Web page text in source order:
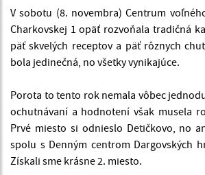
V sobotu (8. novembra) Centrum
Charkovskej 1 opäť rozvoňala tradičná
päť skvelých receptov a päť rôznych
bola jedinečná, no všetky vynikajúce.
Porota to tento rok nemala vôbec
ochutnávaní a hodnotení však musela
Prvé miesto si odnieslo Detičkovo, no
spolu s Denným centrom Dargovských
Získali sme krásne 2. miesto.